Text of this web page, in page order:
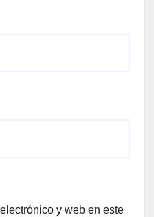
y web en este